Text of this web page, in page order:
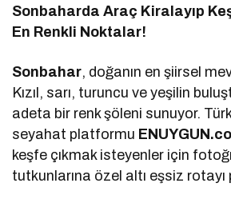
Sonbaharda Araç Kiralayıp
En Renkli Noktalar!
Sonbahar, doğanın en şiirsel
Kızıl, sarı, turuncu ve yeşilin
adeta bir renk şöleni sunuyor.
seyahat platformu
keşfe çıkmak isteyenler için
tutkunlarına özel altı eşsiz rotayı